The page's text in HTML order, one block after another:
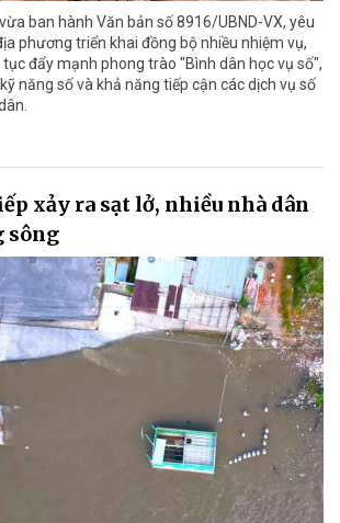
ban hành Văn bản số 8916/UBND-VX, yêu
phương triển khai đồng bộ nhiều nhiệm vụ,
đẩy mạnh phong trào "Bình dân học vụ số",
năng số và khả năng tiếp cận các dịch vụ số
xảy ra sạt lở, nhiều nhà dân
sông